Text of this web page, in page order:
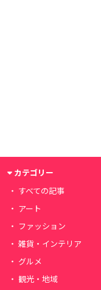
カテゴリー
すべての記事
アート
ファッション
雑貨・インテリア
グルメ
観光・地域